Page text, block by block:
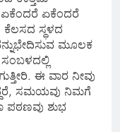
ಏಕೆಂದರೆ
ಕೆಲಸದ ಸ್ಥಳದ
ಮೂಲಕ
ಈ ವಾರ ನೀವು
ಸಮಯವು ನಿಮಗೆ
ಪಠಣವು ಶುಭ